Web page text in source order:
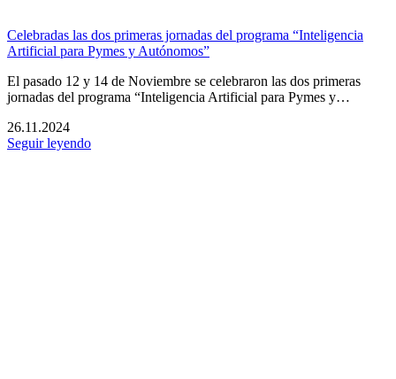
Celebradas las dos primeras jornadas del programa “Inteligencia
Artificial para Pymes y Autónomos”
El pasado 12 y 14 de Noviembre se celebraron las dos primeras
jornadas del programa “Inteligencia Artificial para Pymes y…
26.11.2024
Seguir leyendo